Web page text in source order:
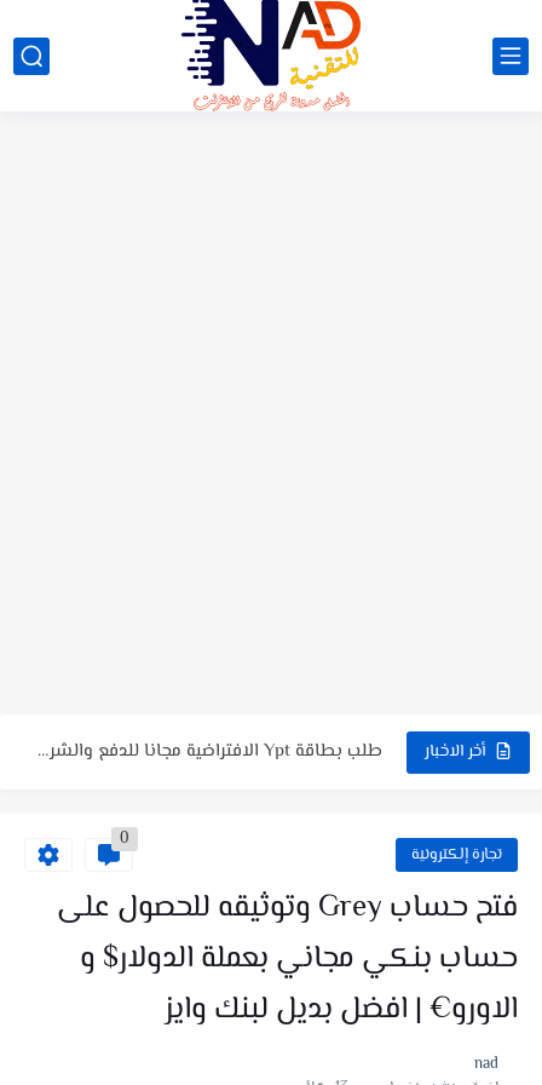
أخر الاخبار
طلب بطاقة فيزا كارد DogPay للدفع والشراء اون لاين🔥طريقة التسجيل...
تجارة إلكترونية
0
فتح حساب Grey وتوثيقه للحصول على
حساب بنكي مجاني بعملة الدولار$ و
الاورو€ | افضل بديل لبنك وايز
nad